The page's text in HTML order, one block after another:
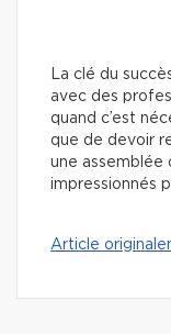
La clé du
avec des
quand c’est
que de devoir
une assemblée
impressionnés
Article